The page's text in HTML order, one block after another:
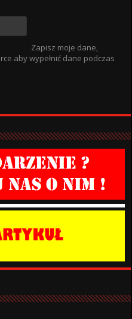
Zapisz moje dane,
aby wypełnić dane podczas